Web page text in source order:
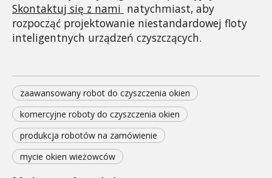
Skontaktuj się z nami natychmiast, aby
rozpocząć projektowanie niestandardowej floty
inteligentnych urządzeń czyszczących.
zaawansowany robot do czyszczenia okien
komercyjne roboty do czyszczenia okien
produkcja robotów na zamówienie
mycie okien wieżowców